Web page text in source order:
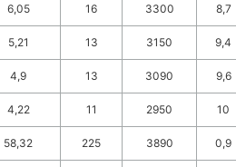
6,05 16 3300 8,7
5,21 13 3150 9,4
4,9 13 3090 9,6
4,22 11 2950 10
58,32 225 3890 0,9